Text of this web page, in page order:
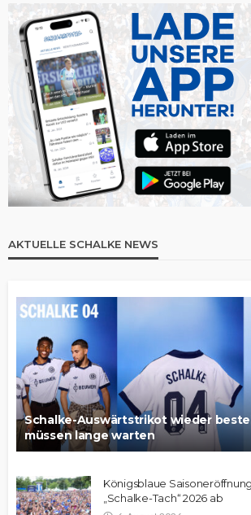
AKTUELLE SCHALKE NEWS
Schalke-Auswärtstrikot wieder
müssen lange warten
Königsblaue
„Schalke-Tach“ 2026 ab